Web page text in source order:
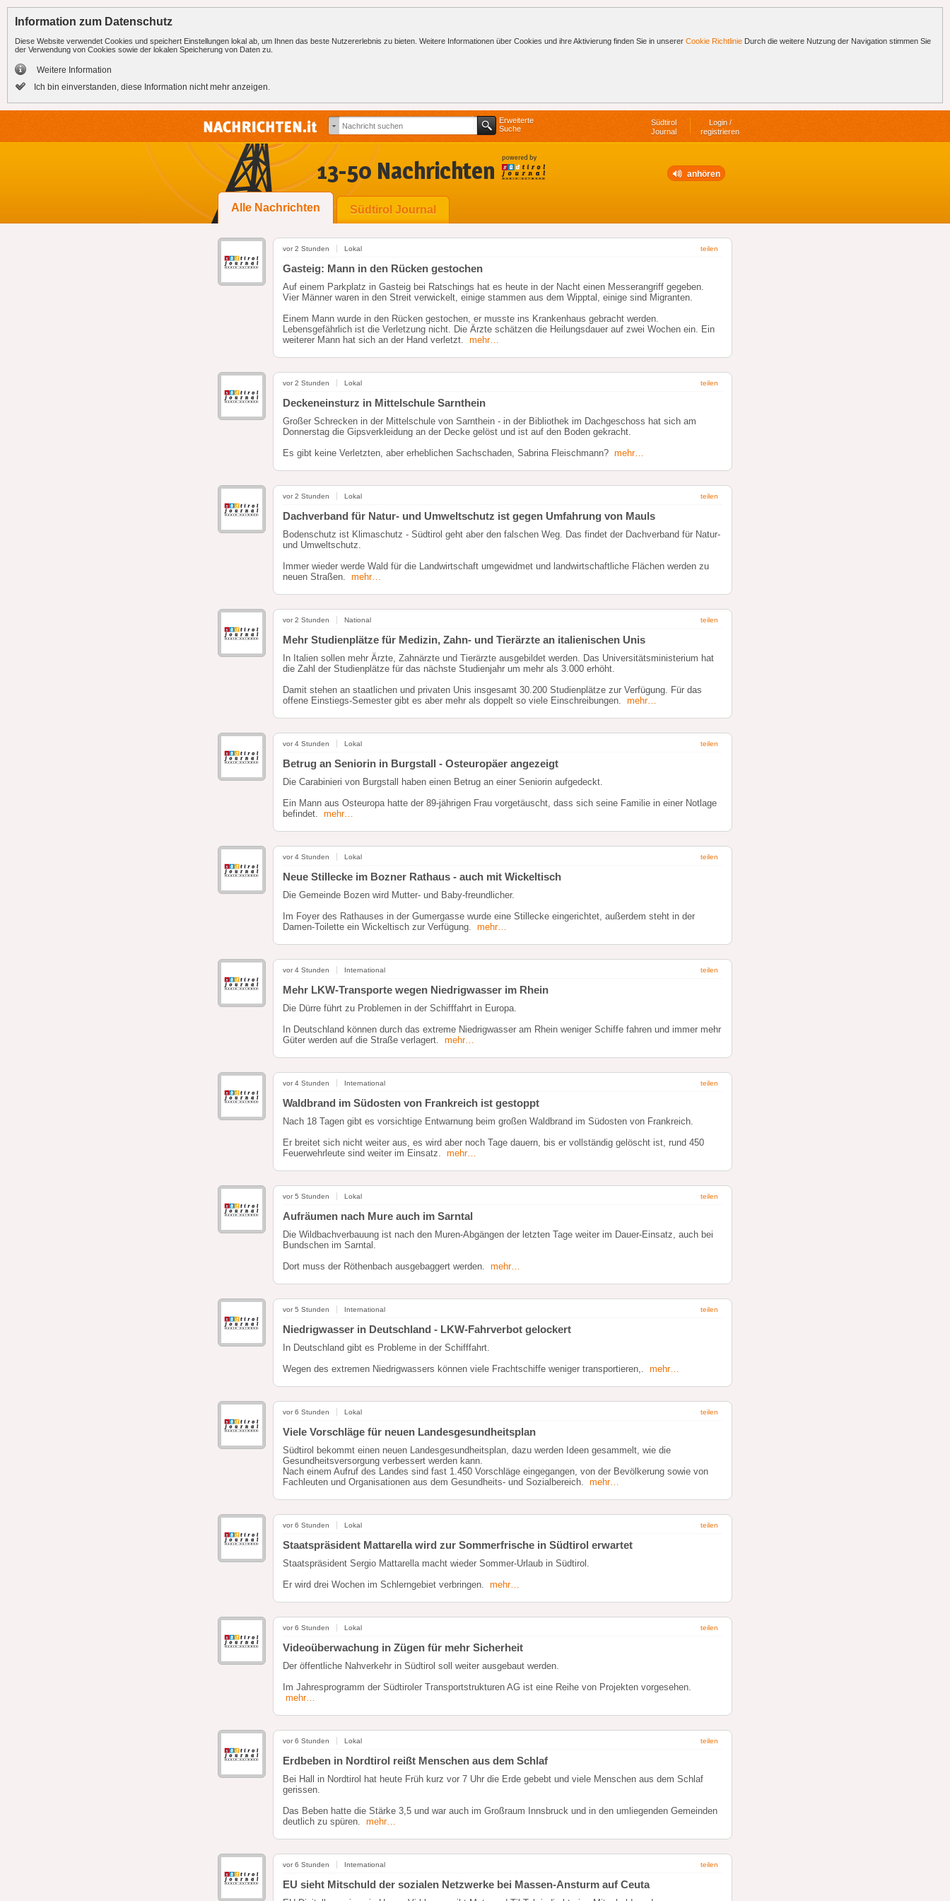
Information zum Datenschutz
Diese Website verwendet Cookies und speichert Einstellungen lokal ab, um Ihnen das beste Nutzererlebnis zu bieten. Weitere Informationen über Cookies und ihre Aktivierung finden Sie in unserer Cookie Richtlinie Durch die weitere Nutzung der Navigation stimmen Sie
der Verwendung von Cookies sowie der lokalen Speicherung von Daten zu.
Weitere Information
Ich bin einverstanden, diese Information nicht mehr anzeigen.
Erweiterte
Suche
Südtirol
Journal
Login /
registrieren
13-50 Nachrichten anhören
Alle Nachrichten Südtirol Journal
vor 2 Stunden Lokal teilen
Gasteig: Mann in den Rücken gestochen
Auf einem Parkplatz in Gasteig bei Ratschings hat es heute in der Nacht einen Messerangriff gegeben.
Vier Männer waren in den Streit verwickelt, einige stammen aus dem Wipptal, einige sind Migranten.
Einem Mann wurde in den Rücken gestochen, er musste ins Krankenhaus gebracht werden.
Lebensgefährlich ist die Verletzung nicht. Die Ärzte schätzen die Heilungsdauer auf zwei Wochen ein. Ein
weiterer Mann hat sich an der Hand verletzt. mehr…
vor 2 Stunden Lokal teilen
Deckeneinsturz in Mittelschule Sarnthein
Großer Schrecken in der Mittelschule von Sarnthein - in der Bibliothek im Dachgeschoss hat sich am
Donnerstag die Gipsverkleidung an der Decke gelöst und ist auf den Boden gekracht.
Es gibt keine Verletzten, aber erheblichen Sachschaden, Sabrina Fleischmann? mehr…
vor 2 Stunden Lokal teilen
Dachverband für Natur- und Umweltschutz ist gegen Umfahrung von Mauls
Bodenschutz ist Klimaschutz - Südtirol geht aber den falschen Weg. Das findet der Dachverband für Natur-
und Umweltschutz.
Immer wieder werde Wald für die Landwirtschaft umgewidmet und landwirtschaftliche Flächen werden zu
neuen Straßen. mehr…
vor 2 Stunden National teilen
Mehr Studienplätze für Medizin, Zahn- und Tierärzte an italienischen Unis
In Italien sollen mehr Ärzte, Zahnärzte und Tierärzte ausgebildet werden. Das Universitätsministerium hat
die Zahl der Studienplätze für das nächste Studienjahr um mehr als 3.000 erhöht.
Damit stehen an staatlichen und privaten Unis insgesamt 30.200 Studienplätze zur Verfügung. Für das
offene Einstiegs-Semester gibt es aber mehr als doppelt so viele Einschreibungen. mehr…
vor 4 Stunden Lokal teilen
Betrug an Seniorin in Burgstall - Osteuropäer angezeigt
Die Carabinieri von Burgstall haben einen Betrug an einer Seniorin aufgedeckt.
Ein Mann aus Osteuropa hatte der 89-jährigen Frau vorgetäuscht, dass sich seine Familie in einer Notlage
befindet. mehr…
vor 4 Stunden Lokal teilen
Neue Stillecke im Bozner Rathaus - auch mit Wickeltisch
Die Gemeinde Bozen wird Mutter- und Baby-freundlicher.
Im Foyer des Rathauses in der Gumergasse wurde eine Stillecke eingerichtet, außerdem steht in der
Damen-Toilette ein Wickeltisch zur Verfügung. mehr…
vor 4 Stunden International teilen
Mehr LKW-Transporte wegen Niedrigwasser im Rhein
Die Dürre führt zu Problemen in der Schifffahrt in Europa.
In Deutschland können durch das extreme Niedrigwasser am Rhein weniger Schiffe fahren und immer mehr
Güter werden auf die Straße verlagert. mehr…
vor 4 Stunden International teilen
Waldbrand im Südosten von Frankreich ist gestoppt
Nach 18 Tagen gibt es vorsichtige Entwarnung beim großen Waldbrand im Südosten von Frankreich.
Er breitet sich nicht weiter aus, es wird aber noch Tage dauern, bis er vollständig gelöscht ist, rund 450
Feuerwehrleute sind weiter im Einsatz. mehr…
vor 5 Stunden Lokal teilen
Aufräumen nach Mure auch im Sarntal
Die Wildbachverbauung ist nach den Muren-Abgängen der letzten Tage weiter im Dauer-Einsatz, auch bei
Bundschen im Sarntal.
Dort muss der Röthenbach ausgebaggert werden. mehr…
vor 5 Stunden International teilen
Niedrigwasser in Deutschland - LKW-Fahrverbot gelockert
In Deutschland gibt es Probleme in der Schifffahrt.
Wegen des extremen Niedrigwassers können viele Frachtschiffe weniger transportieren,. mehr…
vor 6 Stunden Lokal teilen
Viele Vorschläge für neuen Landesgesundheitsplan
Südtirol bekommt einen neuen Landesgesundheitsplan, dazu werden Ideen gesammelt, wie die
Gesundheitsversorgung verbessert werden kann.
Nach einem Aufruf des Landes sind fast 1.450 Vorschläge eingegangen, von der Bevölkerung sowie von
Fachleuten und Organisationen aus dem Gesundheits- und Sozialbereich. mehr…
vor 6 Stunden Lokal teilen
Staatspräsident Mattarella wird zur Sommerfrische in Südtirol erwartet
Staatspräsident Sergio Mattarella macht wieder Sommer-Urlaub in Südtirol.
Er wird drei Wochen im Schlerngebiet verbringen. mehr…
vor 6 Stunden Lokal teilen
Videoüberwachung in Zügen für mehr Sicherheit
Der öffentliche Nahverkehr in Südtirol soll weiter ausgebaut werden.
Im Jahresprogramm der Südtiroler Transportstrukturen AG ist eine Reihe von Projekten vorgesehen.
mehr…
vor 6 Stunden Lokal teilen
Erdbeben in Nordtirol reißt Menschen aus dem Schlaf
Bei Hall in Nordtirol hat heute Früh kurz vor 7 Uhr die Erde gebebt und viele Menschen aus dem Schlaf
gerissen.
Das Beben hatte die Stärke 3,5 und war auch im Großraum Innsbruck und in den umliegenden Gemeinden
deutlich zu spüren. mehr…
vor 6 Stunden International teilen
EU sieht Mitschuld der sozialen Netzwerke bei Massen-Ansturm auf Ceuta